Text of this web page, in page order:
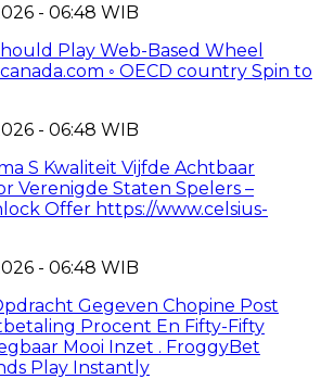
- 06:48 WIB
Play Web-Based Wheel
◦ OECD country Spin to
- 06:48 WIB
S Kwaliteit Vijfde Achtbaar
Verenigde Staten Spelers –
Offer https://www.celsius-
- 06:48 WIB
Gegeven Chopine Post
Procent En Fifty-Fifty
Mooi Inzet . FroggyBet
Play Instantly